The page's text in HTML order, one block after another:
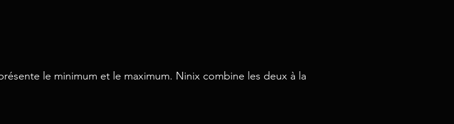
le minimum et le maximum. Ninix combine les deux à la